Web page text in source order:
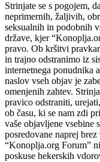
Strinjate se s pogojem,
neprimernih, žaljivih,
seksualnih in podobnih
države, kjer
pravo. Ob kršitvi
in trajno odstranimo iz
internetnega ponudnika
naslov vseh objav je
omenjenih zahtev.
pravico odstraniti,
ob času, ki se nam zdi
vaše objavljene vsebine
posredovane naprej
“Konoplja.org Forum”
poskuse hekerskih